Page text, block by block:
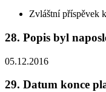
Zvláštní příspěvek
28. Popis byl
05.12.2016
29. Datum konce